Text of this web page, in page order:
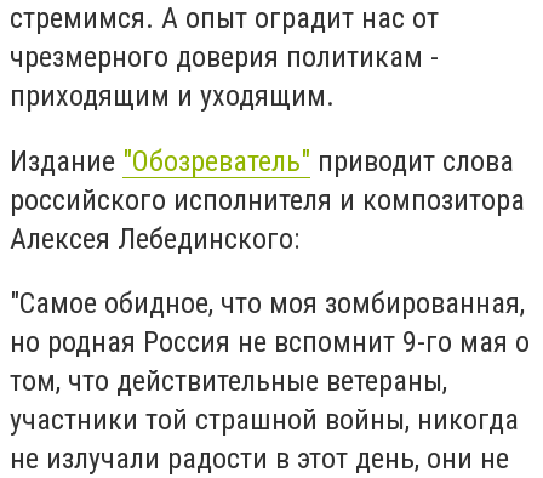
стремимся. А опыт оградит нас от
чрезмерного доверия политикам -
приходящим и уходящим.
Издание "Обозреватель" приводит слова
российского исполнителя и композитора
Алексея Лебединского:
"Самое обидное, что моя зомбированная,
но родная Россия не вспомнит 9-го мая о
том, что действительные ветераны,
участники той страшной войны, никогда
не излучали радости в этот день, они не